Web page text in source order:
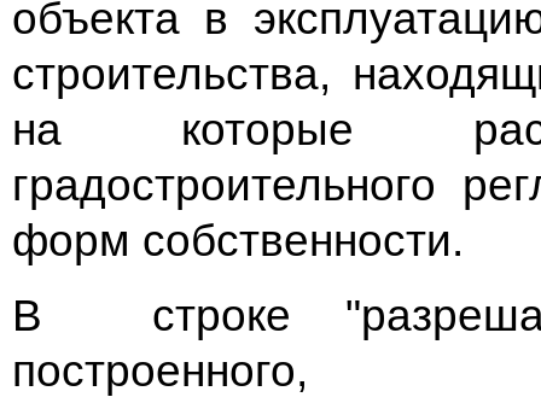
объекта в
строительства,
на которые
градостроительного
форм собственности.
В строке
построенного,